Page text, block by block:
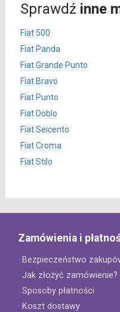
Sprawdź inne
Fiat 500
Fiat Panda
Fiat Grande Punto
Fiat Bravo
Fiat Punto
Fiat Doblo
Fiat Seicento
Fiat Croma
Fiat Stilo
Zamówienia i
· Bezpieczeństwo
· Jak złożyć zamówienie?
· Sposoby płatności
· Koszt dostawy